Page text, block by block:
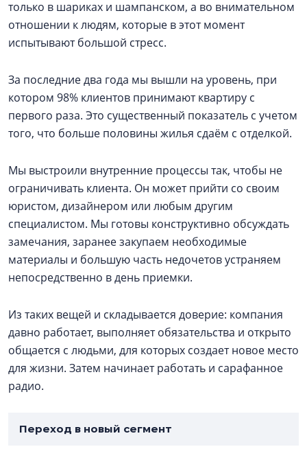
только в шариках и шампанском, а во внимательном
отношении к людям, которые в этот момент
испытывают большой стресс.
За последние два года мы вышли на уровень, при
котором 98% клиентов принимают квартиру с
первого раза. Это существенный показатель с учетом
того, что больше половины жилья сдаём с отделкой.
Мы выстроили внутренние процессы так, чтобы не
ограничивать клиента. Он может прийти со своим
юристом, дизайнером или любым другим
специалистом. Мы готовы конструктивно обсуждать
замечания, заранее закупаем необходимые
материалы и большую часть недочетов устраняем
непосредственно в день приемки.
Из таких вещей и складывается доверие: компания
давно работает, выполняет обязательства и открыто
общается с людьми, для которых создает новое место
для жизни. Затем начинает работать и сарафанное
радио.
Переход в новый сегмент